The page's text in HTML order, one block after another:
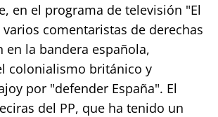
en el programa de televisión "El
varios comentaristas de derechas
en la bandera española,
colonialismo británico y
por "defender España". El
del PP, que ha tenido un